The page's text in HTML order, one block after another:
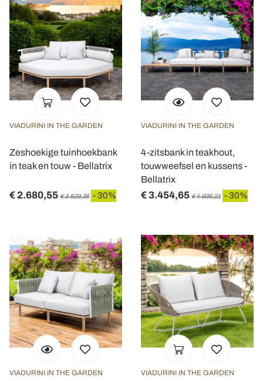
VIADURINI IN THE GARDEN
Zeshoekige tuinhoekbank
in teak en touw - Bellatrix
€ 2.680,55 € 3.829,35 - 30%
VIADURINI IN THE GARDEN
4-zitsbank in teakhout,
touwweefsel en kussens -
Bellatrix
€ 3.454,65 € 4.935,21 - 30%
VIADURINI IN THE GARDEN VIADURINI IN THE GARDEN